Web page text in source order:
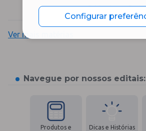
Publicado por
Ver mais matérias
Navegue por nossos editais:
Produtos e
Dicas e Histórias
Configurar